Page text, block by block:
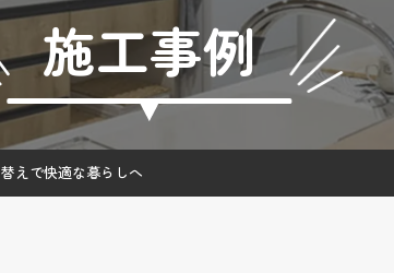
施工事例
えで快適な暮らしへ